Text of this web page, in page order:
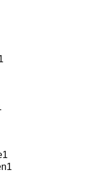
1
1